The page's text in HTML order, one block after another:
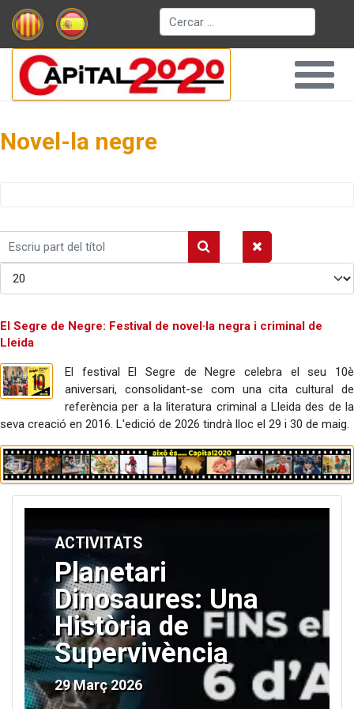
Cerca
Novel-la negre
Escriu
del
títol
Mostrar #
El Segre de Negre: Festival de novel·la negra i criminal de
Lleida
El festival El Segre de Negre celebra el seu 10è
aniversari, consolidant-se com una cita cultural de
referència per a la literatura criminal a Lleida des de la
seva creació en 2016. L'edició de 2026 tindrà lloc el 29 i 30 de maig.
ACTIVITATS
Planetari
Dinosaures: Una
Història de
Supervivència
29 Març 2026